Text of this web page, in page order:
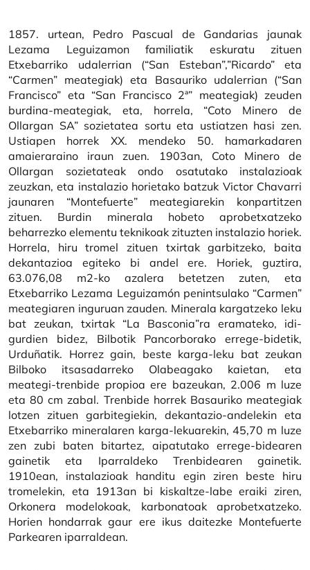
1857. urtean, Pedro Pascual de Gandarias jaunak
Lezama Leguizamon familiatik eskuratu zituen
Etxebarriko udalerrian (“San Esteban”,”Ricardo” eta
“Carmen” meategiak) eta Basauriko udalerrian (“San
Francisco” eta “San Francisco 2ª” meategiak) zeuden
burdina-meategiak, eta, horrela, “Coto Minero de
Ollargan SA” sozietatea sortu eta ustiatzen hasi zen.
Ustiapen horrek XX. mendeko 50. hamarkadaren
amaieraraino iraun zuen. 1903an, Coto Minero de
Ollargan sozietateak ondo osatutako instalazioak
zeuzkan, eta instalazio horietako batzuk Victor Chavarri
jaunaren “Montefuerte” meategiarekin konpartitzen
zituen. Burdin minerala hobeto aprobetxatzeko
beharrezko elementu teknikoak zituzten instalazio horiek.
Horrela, hiru tromel zituen txirtak garbitzeko, baita
dekantazioa egiteko bi andel ere. Horiek, guztira,
63.076,08 m2-ko azalera betetzen zuten, eta
Etxebarriko Lezama Leguizamón penintsulako “Carmen”
meategiaren inguruan zauden. Minerala kargatzeko leku
bat zeukan, txirtak “La Basconia”ra eramateko, idi-
gurdien bidez, Bilbotik Pancorborako errege-bidetik,
Urduñatik. Horrez gain, beste karga-leku bat zeukan
Bilboko itsasadarreko Olabeagako kaietan, eta
meategi-trenbide propioa ere bazeukan, 2.006 m luze
eta 80 cm zabal. Trenbide horrek Basauriko meategiak
lotzen zituen garbitegiekin, dekantazio-andelekin eta
Etxebarriko mineralaren karga-lekuarekin, 45,70 m luze
zen zubi baten bitartez, aipatutako errege-bidearen
gainetik eta Iparraldeko Trenbidearen gainetik.
1910ean, instalazioak handitu egin ziren beste hiru
tromelekin, eta 1913an bi kiskaltze-labe eraiki ziren,
Orkonera modelokoak, karbonatoak aprobetxatzeko.
Horien hondarrak gaur ere ikus daitezke Montefuerte
Parkearen iparraldean.